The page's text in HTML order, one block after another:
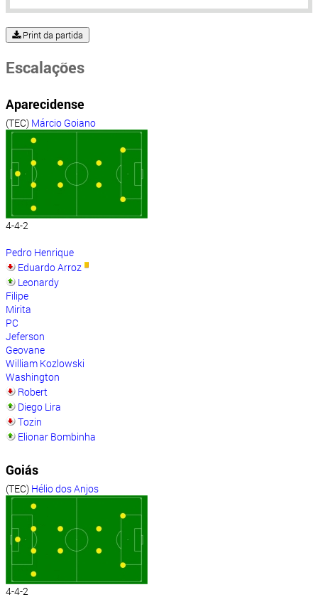
Print da partida
Escalações
Aparecidense
(TEC) Márcio Goiano
4-4-2
Pedro Henrique
Eduardo Arroz
Leonardy
Filipe
Mirita
PC
Jeferson
Geovane
William Kozlowski
Washington
Robert
Diego Lira
Tozin
Elionar Bombinha
Goiás
(TEC) Hélio dos Anjos
4-4-2